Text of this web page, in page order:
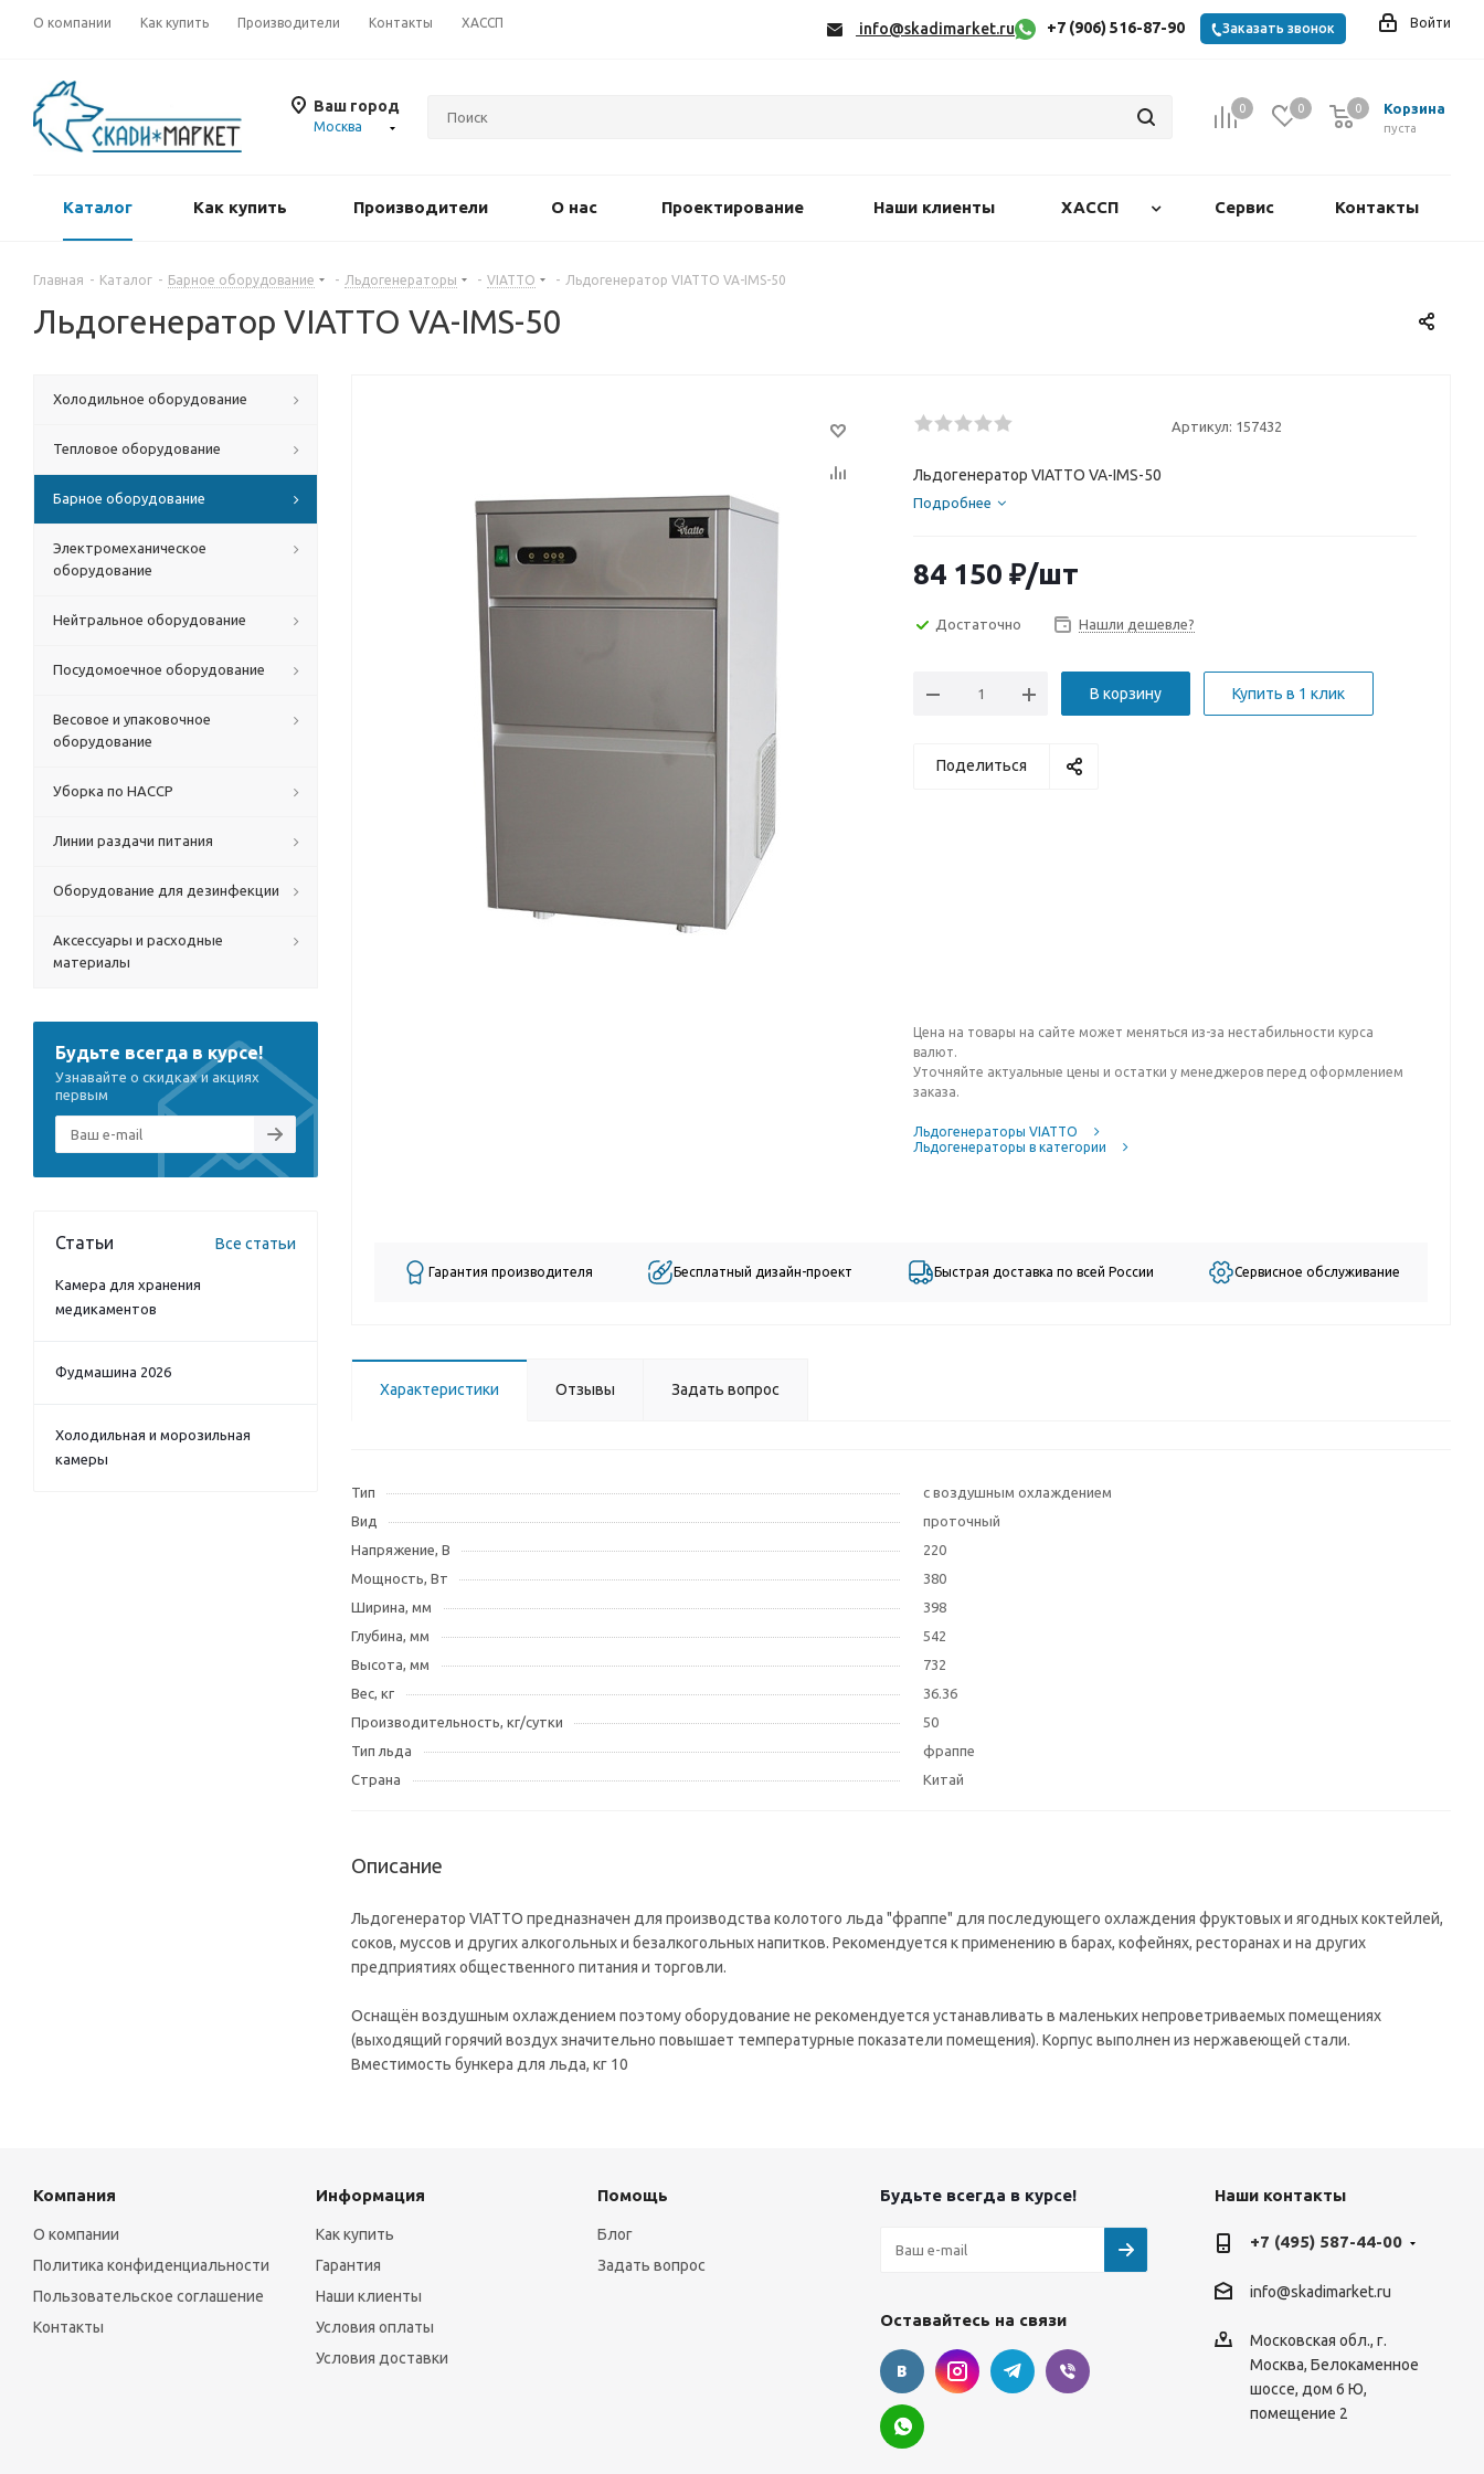
О компании Как купить Производители Контакты ХАССП Войти
info@skadimarket.ru +7 (906) 516-87-90 Заказать звонок
Ваш город
Москва
0 0 Корзина
0
пуста
0
Каталог Как купить Производители О нас Проектирование Наши клиенты ХАССП Сервис Контакты
Главная - Каталог - Барное оборудование - Льдогенераторы - VIATTO - Льдогенератор VIATTO VA-IMS-50
Льдогенератор VIATTO VA-IMS-50
Артикул: 157432
Льдогенератор VIATTO VA-IMS-50
Подробнее
84 150 ₽/шт
Достаточно Нашли дешевле?
В корзину Купить в 1 клик
Поделиться
Цена на товары на сайте может меняться из-за нестабильности курса
валют.
Уточняйте актуальные цены и остатки у менеджеров перед оформлением
заказа.
Льдогенераторы VIATTO
Льдогенераторы в категории
Гарантия производителя Бесплатный дизайн-проект Быстрая доставка по всей России Сервисное обслуживание
Характеристики Отзывы Задать вопрос
Тип
с воздушным охлаждением
Вид
проточный
Напряжение, В
220
Мощность, Вт
380
Ширина, мм
398
Глубина, мм
542
Высота, мм
732
Вес, кг
36.36
Производительность, кг/сутки
50
Тип льда
фраппе
Страна
Китай
Описание
Льдогенератор VIATTO предназначен для производства колотого льда "фраппе" для последующего охлаждения фруктовых и ягодных коктейлей,
соков, муссов и других алкогольных и безалкогольных напитков. Рекомендуется к применению в барах, кофейнях, ресторанах и на других
предприятиях общественного питания и торговли.
Оснащён воздушным охлаждением поэтому оборудование не рекомендуется устанавливать в маленьких непроветриваемых помещениях
(выходящий горячий воздух значительно повышает температурные показатели помещения). Корпус выполнен из нержавеющей стали.
Вместимость бункера для льда, кг 10
Холодильное оборудование
Тепловое оборудование
Барное оборудование
Электромеханическое
оборудование
Нейтральное оборудование
Посудомоечное оборудование
Весовое и упаковочное
оборудование
Уборка по HACCP
Линии раздачи питания
Оборудование для дезинфекции
Аксессуары и расходные
материалы
Будьте всегда в курсе!
Узнавайте о скидках и акциях
первым
Статьи Все статьи
Камера для хранения
медикаментов
Фудмашина 2026
Холодильная и морозильная
камеры
Компания
О компании
Политика конфиденциальности
Пользовательское соглашение
Контакты
Информация
Как купить
Гарантия
Наши клиенты
Условия оплаты
Условия доставки
Помощь
Блог
Задать вопрос
Будьте всегда в курсе!
Оставайтесь на связи
Наши контакты
+7 (495) 587-44-00
info@skadimarket.ru
Московская обл., г.
Москва, Белокаменное
шоссе, дом 6 Ю,
помещение 2